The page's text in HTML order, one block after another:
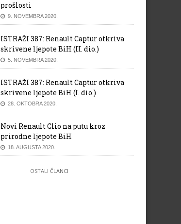
prošlosti
9. NOVEMBRA 2020.
ISTRAŽI 387: Renault Captur otkriva
skrivene ljepote BiH (II. dio.)
5. NOVEMBRA 2020.
ISTRAŽI 387: Renault Captur otkriva
skrivene ljepote BiH (I. dio.)
28. OKTOBRA 2020.
Novi Renault Clio na putu kroz
prirodne ljepote BiH
18. AUGUSTA 2020.
OSTALI ČLANCI